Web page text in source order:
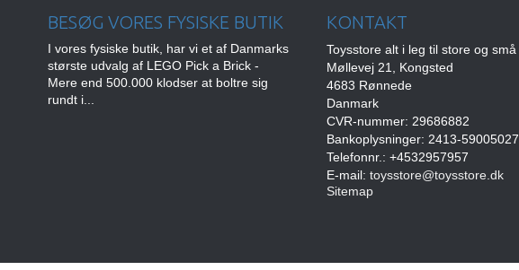
BESØG VORES FYSISKE BUTIK
I vores fysiske butik, har vi et af Danmarks
største udvalg af LEGO Pick a Brick -
Mere end 500.000 klodser at boltre sig
rundt i...
KONTAKT
Toysstore alt i leg til store og små
Møllevej 21, Kongsted
4683 Rønnede
Danmark
CVR-nummer: 29686882
Bankoplysninger: 2413-
Telefonnr.: +4532957957
E-mail: toysstore@toysstore.dk
Sitemap